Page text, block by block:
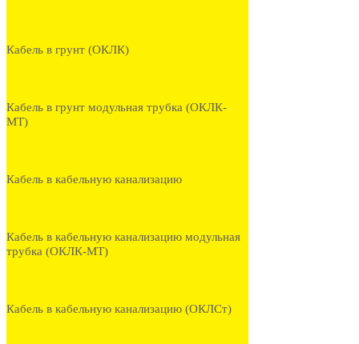
Кабель в грунт (ОКЛК)
Кабель в грунт модульная трубка (ОКЛК-
МТ)
Кабель в кабельную канализацию
Кабель в кабельную канализацию модульная
трубка (ОКЛК-МТ)
Кабель в кабельную канализацию (ОКЛСт)